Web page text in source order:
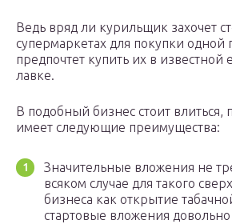
Ведь вряд ли курильщик захочет
супермаркетах для покупки одной
предпочтет купить их в известной
лавке.
В подобный бизнес стоит влиться,
имеет следующие преимущества:
Значительные вложения не
всяком случае для такого
бизнеса как открытие
стартовые вложения